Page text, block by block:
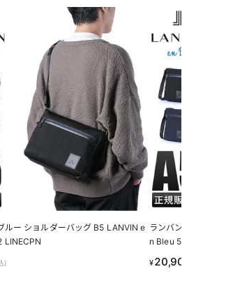
ルー ショルダーバッグ B5 LANVIN e
LINECPN
)
ランバンオンブル
n Bleu 530111
¥20,900